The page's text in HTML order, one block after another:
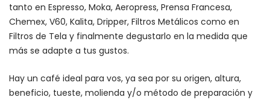
tanto en Espresso, Moka, Aeropress, Prensa Francesa,
Chemex, V60, Kalita, Dripper, Filtros Metálicos como en
Filtros de Tela y finalmente degustarlo en la medida que
más se adapte a tus gustos.
Hay un café ideal para vos, ya sea por su origen, altura,
beneficio, tueste, molienda y/o método de preparación y